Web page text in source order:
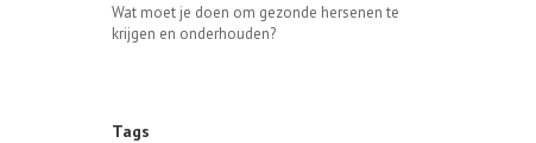
Wat moet je doen om gezonde hersenen te
krijgen en onderhouden?
Tags